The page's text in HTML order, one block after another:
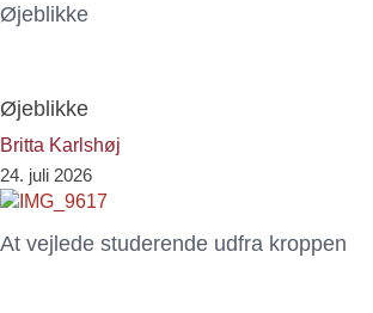
Øjeblikke
Øjeblikke
Britta Karlshøj
24. juli 2026
At vejlede studerende udfra kroppen